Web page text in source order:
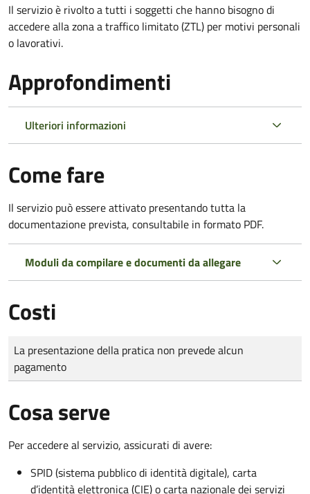
Il servizio è rivolto a tutti i soggetti che hanno bisogno di
accedere alla zona a traffico limitato (ZTL) per motivi personali
o lavorativi.
Approfondimenti
Ulteriori informazioni
Come fare
Il servizio può essere attivato presentando tutta la
documentazione prevista, consultabile in formato PDF.
Moduli da compilare e documenti da allegare
Costi
Tipo di pagamento
Importo
La presentazione della pratica non prevede alcun
pagamento
Cosa serve
Per accedere al servizio, assicurati di avere:
SPID (sistema pubblico di identità digitale), carta
d’identità elettronica (CIE) o carta nazionale dei servizi